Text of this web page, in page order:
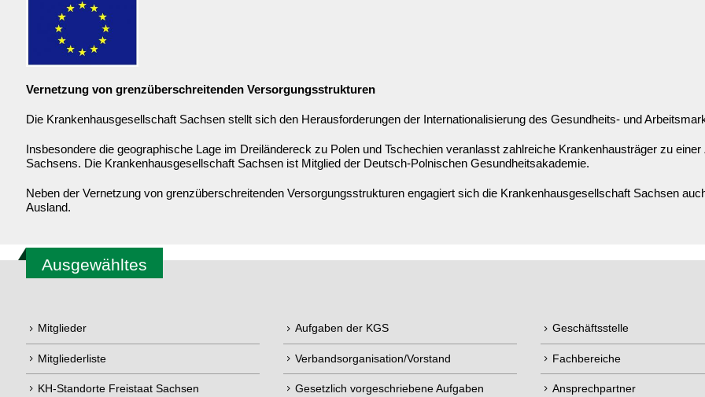
Vernetzung von grenzüberschreitenden Versorgungsstrukturen
Die Krankenhausgesellschaft Sachsen stellt sich den Herausforderungen der Internationalisierung des Gesundheits- und
Insbesondere die geographische Lage im Dreiländereck zu Polen und Tschechien veranlasst zahlreiche Krankenhausträger zu
Sachsens. Die Krankenhausgesellschaft Sachsen ist Mitglied der Deutsch-Polnischen Gesundheitsakademie.
Neben der Vernetzung von grenzüberschreitenden Versorgungsstrukturen engagiert sich die Krankenhausgesellschaft Sachsen
Ausland.
Ausgewähltes
Mitglieder
Mitgliederliste
KH-Standorte Freistaat Sachsen
Aufgaben der KGS
Verbandsorganisation/Vorstand
Gesetzlich vorgeschriebene Aufgaben
Geschäftsstelle
Fachbereiche
Ansprechpartner